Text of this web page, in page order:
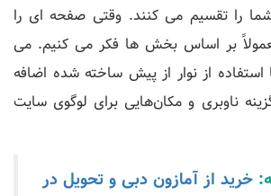
را تقسیم می کنند. وقتی صفحه ای را
بر اساس بخش ها فکر می کنیم. می
استفاده از نوار از پیش ساخته شده اضافه
ناوبری و مکان‌هایی برای لوگوی سایت
خرید از آمازون دبی و تحویل در